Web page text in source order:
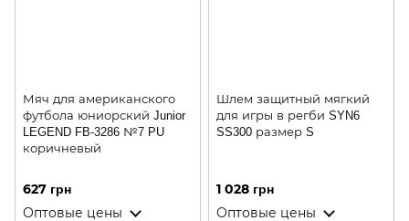
Мяч для американского
футбола юниорский Junior
LEGEND FB-3286 №7 PU
коричневый
627 грн
Оптовые цены
Шлем защитный мягкий
для игры в регби SYN6
SS300 размер S
1 028 грн
Оптовые цены